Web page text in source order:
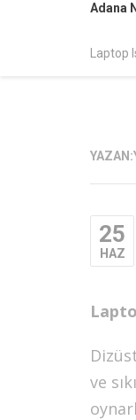
Adana
Laptop
YAZAN:
25
HAZ
ve